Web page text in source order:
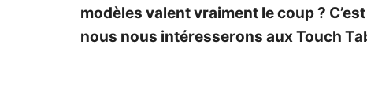
modèles valent vraiment le coup ?
nous nous intéresserons aux Touch